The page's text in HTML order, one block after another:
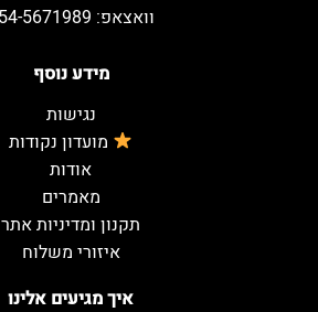
איך מגיעים אלינו
מידע נוסף
נגישות
מועדון נקודות
אודות
מאמרים
תקנון ומדיניות אתר
איזורי משלוח
וואצאפ: 054-5671989